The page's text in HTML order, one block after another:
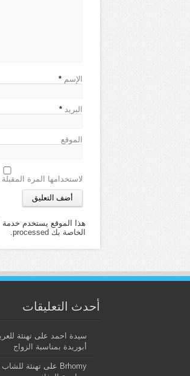
الإسم *
البريد *
الموقع
لاستخدامها المرة
هذا الموقع يستخدم خدمة
الخاصة بك processed
أحدث التعليقات
سيدة احمد على تهنئة
أبوريدة بمناسبة الزواج
Brhomy على تهنئة